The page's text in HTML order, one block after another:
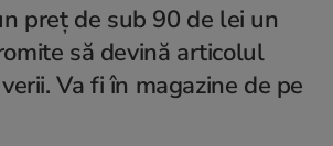
preț de sub 90 de lei un
să devină articolul
Va fi în magazine de pe